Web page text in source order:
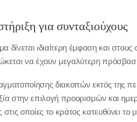
για συνταξιούχους
δίνεται ιδιαίτερη έμφαση και στους
να έχουν μεγαλύτερη
διακοπών εκτός της
στην επιλογή προορισμών και
στις οποίες το κράτος κατευθύνει